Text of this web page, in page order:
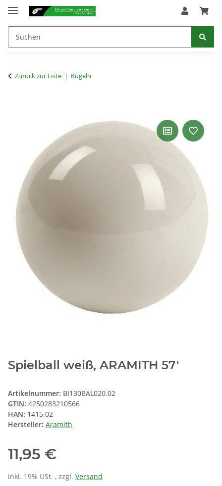
Zurück zur Liste Kugeln
Spielball weiß, ARAMITH 57'
Artikelnummer: BI130BAL020.02
GTIN: 4250283210566
HAN: 1415.02
Hersteller: Aramith
11,95 €
inkl. 19% USt. , zzgl. Versand